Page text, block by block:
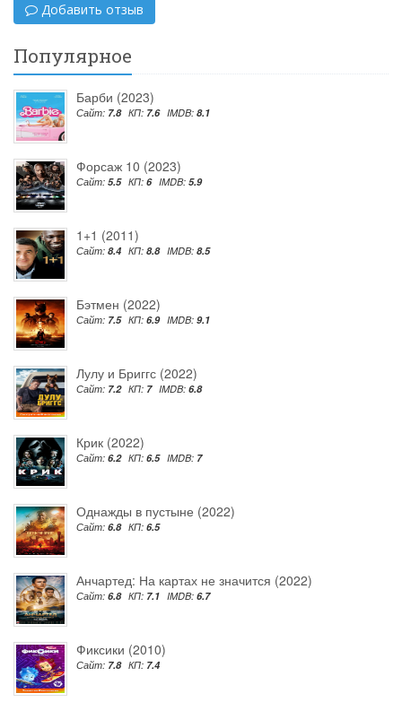
Добавить отзыв
Популярное
Барби (2023)
Сайт: 7.8 КП: 7.6 IMDB: 8.1
Форсаж 10 (2023)
Сайт: 5.5 КП: 6 IMDB: 5.9
1+1 (2011)
Сайт: 8.4 КП: 8.8 IMDB: 8.5
Бэтмен (2022)
Сайт: 7.5 КП: 6.9 IMDB: 9.1
Лулу и Бриггс (2022)
Сайт: 7.2 КП: 7 IMDB: 6.8
Крик (2022)
Сайт: 6.2 КП: 6.5 IMDB: 7
Однажды в пустыне (2022)
Сайт: 6.8 КП: 6.5
Анчартед: На картах не значится (2022)
Сайт: 6.8 КП: 7.1 IMDB: 6.7
Фиксики (2010)
Сайт: 7.8 КП: 7.4